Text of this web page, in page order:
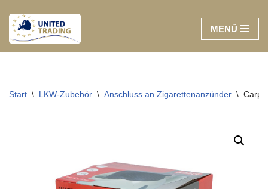
Zum
Inhalt
MENÜ
Start \ LKW-Zubehör \ Anschluss an Zigarettenanzünder \